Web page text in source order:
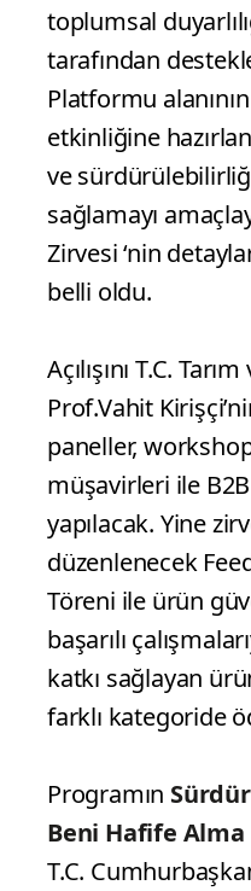
toplumsal
tarafından
Platformu
etkinliğine
ve
sağlamayı
Zirvesi ‘nin
belli oldu.
Açılışını T.C.
Prof.Vahit
paneller,
müşavirleri ile
yapılacak. Yine
düzenlenecek
Töreni ile ürün
başarılı
katkı sağlayan
farklı kategoride
Programın
Beni Hafife Alma
T.C.